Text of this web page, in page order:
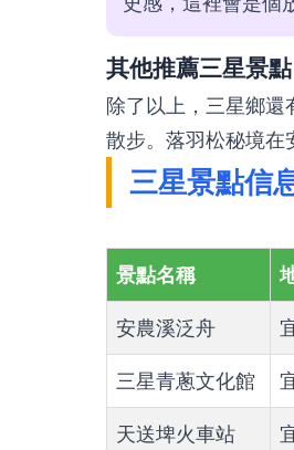
其他推薦三星景點
除了以上，三星鄉
散步。落羽松秘境在
三星景點信
景點名稱
安農溪泛舟
三星青蔥文化館
天送埤火車站